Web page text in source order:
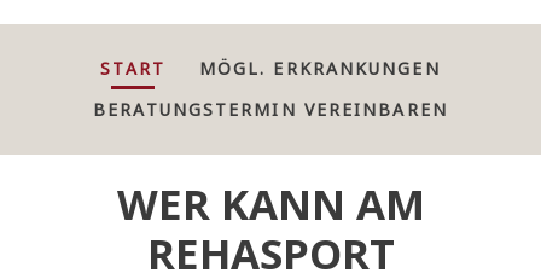
START
MÖGL. ERKRANKUNGEN
BERATUNGSTERMIN VEREINBAREN
WER KANN AM
REHASPORT